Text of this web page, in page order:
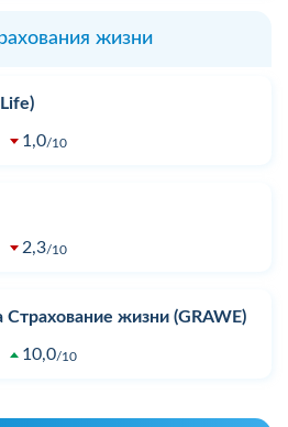
жизни
1,0 10
2,3 10
Страхование жизни (GRAWE)
10,0 10